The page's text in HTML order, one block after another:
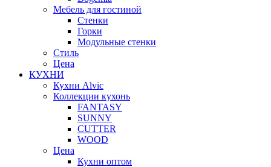
Мебель для гостиной
Стенки
Горки
Модульные стенки
Стиль
Цена
КУХНИ
Кухни Alvic
Коллекции кухонь
FANTASY
SUNNY
CUTTER
WOOD
Цена
Кухни оптом